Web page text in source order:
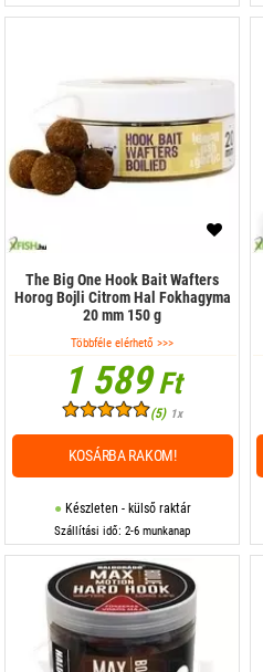
The Big One Hook Bait Wafters
Horog Bojli Citrom Hal Fokhagyma
20 mm 150 g
Többféle elérhető >>>
1 589Ft
(5) 1x
Készleten - külső raktár
Szállítási idő: 2-6 munkanap
KOSÁRBA RAKOM!